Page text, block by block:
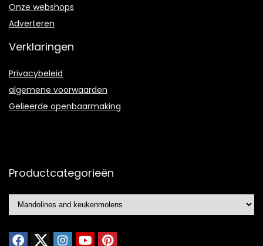
Onze webshops
Adverteren
Verklaringen
Privacybeleid
algemene voorwaarden
Gelieerde openbaarmaking
Productcategorieën